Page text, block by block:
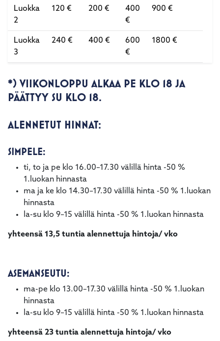
Luokka
2
120 € 200 €
400
€
900 €
Luokka
3
240 € 400 €
600
€
1800 €
*) VIIKONLOPPU ALKAA PE KLO 18 JA
PÄÄTTYY SU KLO 18.
ALENNETUT HINNAT:
SIMPELE:
ti, to ja pe klo 16.00–17.30 välillä hinta -50 %
1.luokan hinnasta
ma ja ke klo 14.30–17.30 välillä hinta -50 % 1.luokan
hinnasta
la-su klo 9–15 välillä hinta -50 % 1.luokan hinnasta
yhteensä 13,5 tuntia alennettuja hintoja/ vko
ASEMANSEUTU:
ma-pe klo 13.00–17.30 välillä hinta -50 % 1.luokan
hinnasta
la-su klo 9–15 välillä hinta -50 % 1.luokan hinnasta
yhteensä 23 tuntia alennettuja hintoja/ vko